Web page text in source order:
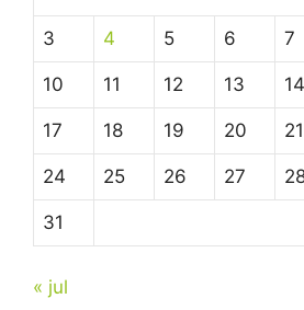
3 4 5 6 7
10 11 12 13 14
17 18 19 20 21
24 25 26 27
31
« jul